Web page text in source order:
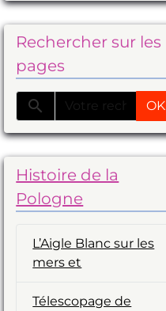
Rechercher sur les
pages
OK
Histoire de la
Pologne
L’Aigle Blanc sur les
mers et
Télescopage de